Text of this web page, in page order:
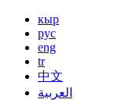
кыр
рус
eng
tr
中文
العربية